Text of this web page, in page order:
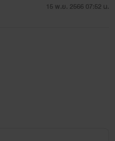
15 พ.ย. 2566 07:52 น.